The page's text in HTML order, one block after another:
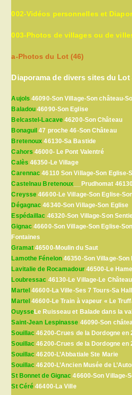
002-Vidéos personnelles et
003-Photos de villages ou de
a-Photos du Lot (46)
Diaporama de divers sites du Lot
Aujols 46090-Son Village-Son château-
Baladou 46090-Son Eglise
Belcastel-Lacave 46200-Son Château
Bonaguil 47 proche 46-Son Château
Bretenoux 46130-Sa Bastide
Cahors 46000- Le Pont Valentré
Calès 46350-Le Village
Carennac 46110 Son Village-Son Eglise-
Castelnau Bretenoux __Prudhomat
Creysse 46600-Le Village-Son Eglise-
Dégagnac 46340-Son Village-Son Eglise
Espédaillac 46320-Son Village-Son
Gignac 46600-Son Village-Son Eglise-
Fontaines
Gramat 46500-Moulin du Saut
Lamothe Fénelon46350-Son Village-Son
Lavitalie de Rocamadour46500-Le
Loubressac 46130-Le Village-Le
Martel 46600-La Ville-Ses 7 Tours-Sa
Martel 46600-Le Train à vapeur « Le
OuysseLe Ruisseau et Balade dans la
Saint-Jean Lespinasse 46090-Son
Souillac 46200-Crues de la Dordogne en
Souillac 46200-Crues de la Dordogne en
Souillac 46200-L’Abbatiale Ste Marie
Souillac 46200-L’Ancien Musée de
St Bonnet de Gignac 46600-Son Village-
St Céré 46400-La Ville